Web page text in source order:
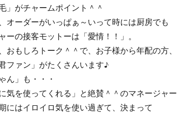
」がチャームポイント＾＾
オーダーがいっぱぁ～いって時には厨房でも
ーの接客モットーは「愛情！！」。
おもしろトーク＾＾で、お子様から年配の方、
ファン」がたくさんいます♪
ん」も・・・
気を使ってくれる」と絶賛＾＾のマネージャー
にはイロイロ気を使い過ぎて、決まって